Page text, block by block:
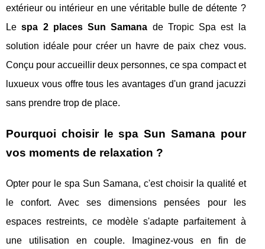
extérieur ou intérieur en une véritable bulle de détente ?
Lespa 2 places Sun Samana de Tropic Spa est la
solution idéale pour créer un havre de paix chez vous.
Conçu pour accueillir deux personnes, ce spa compact et
luxueux vous offre tous les avantages d'un grand jacuzzi
sans prendre trop de place.
Pourquoi choisir le spa Sun Samana pour
vos moments de relaxation ?
Opter pour le spa Sun Samana, c'est choisir la qualité et
le confort. Avec ses dimensions pensées pour les
espaces restreints, ce modèle s'adapte parfaitement à
une utilisation en couple. Imaginez-vous en fin de